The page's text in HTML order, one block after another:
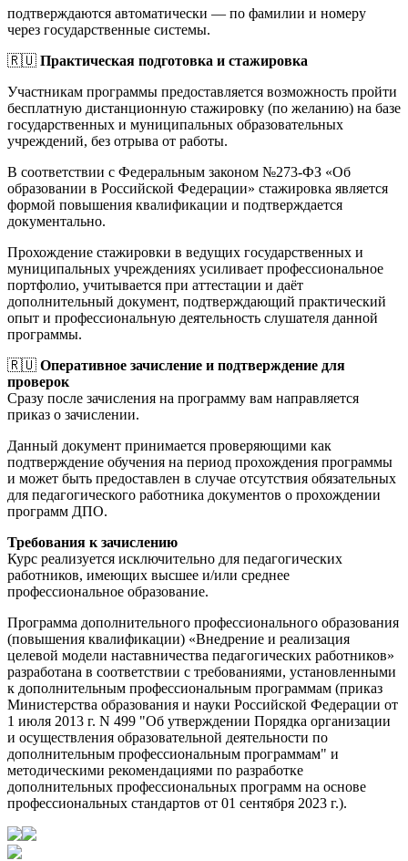
подтверждаются автоматически — по фамилии и номеру
через государственные системы.
🇷🇺 Практическая подготовка и стажировка
Участникам программы предоставляется возможность пройти
бесплатную дистанционную стажировку (по желанию) на базе
государственных и муниципальных образовательных
учреждений, без отрыва от работы.
В соответствии с Федеральным законом №273-ФЗ «Об
образовании в Российской Федерации» стажировка является
формой повышения квалификации и подтверждается
документально.
Прохождение стажировки в ведущих государственных и
муниципальных учреждениях усиливает профессиональное
портфолио, учитывается при аттестации и даёт
дополнительный документ, подтверждающий практический
опыт и профессиональную деятельность слушателя данной
программы.
🇷🇺 Оперативное зачисление и подтверждение для
проверок
Сразу после зачисления на программу вам направляется
приказ о зачислении.
Данный документ принимается проверяющими как
подтверждение обучения на период прохождения программы
и может быть предоставлен в случае отсутствия обязательных
для педагогического работника документов о прохождении
программ ДПО.
Требования к зачислению
Курс реализуется исключительно для педагогических
работников, имеющих высшее и/или среднее
профессиональное образование.
Программа дополнительного профессионального образования
(повышения квалификации) «Внедрение и реализация
целевой модели наставничества педагогических работников»
разработана в соответствии с требованиями, установленными
к дополнительным профессиональным программам (приказ
Министерства образования и науки Российской Федерации от
1 июля 2013 г. N 499 "Об утверждении Порядка организации
и осуществления образовательной деятельности по
дополнительным профессиональным программам" и
методическими рекомендациями по разработке
дополнительных профессиональных программ на основе
профессиональных стандартов от 01 сентября 2023 г.).